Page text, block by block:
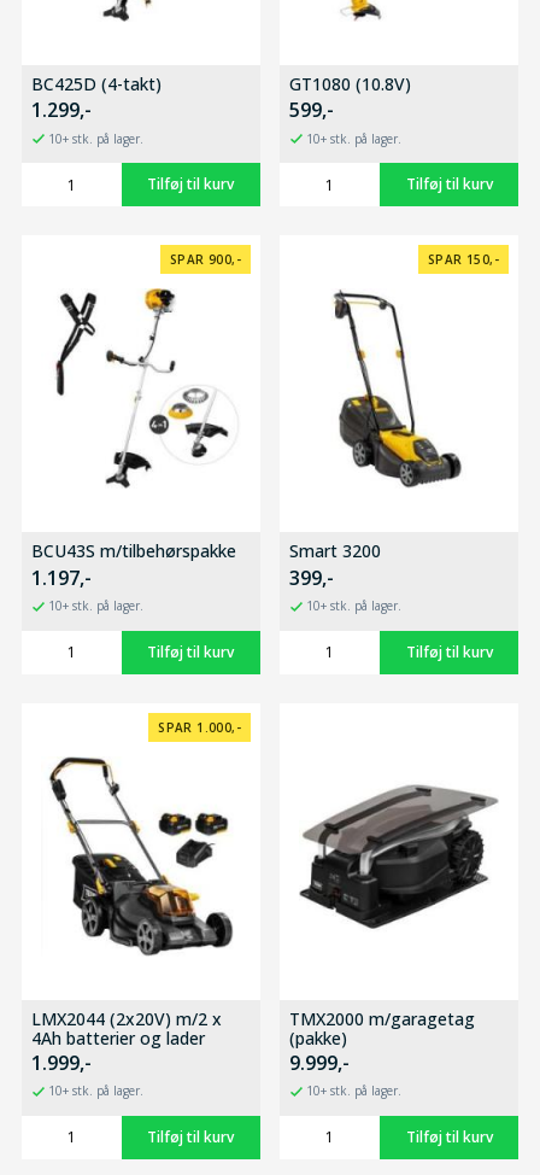
BC425D (4-takt)
1.299,-
10+ stk. på lager.
GT1080 (10.8V)
599,-
10+ stk. på lager.
SPAR 900,-
BCU43S m/tilbehørspakke
1.197,-
10+ stk. på lager.
SPAR 150,-
Smart 3200
399,-
10+ stk. på lager.
SPAR 1.000,-
LMX2044 (2x20V) m/2 x
4Ah batterier og lader
1.999,-
10+ stk. på lager.
TMX2000 m/garagetag
(pakke)
9.999,-
10+ stk. på lager.